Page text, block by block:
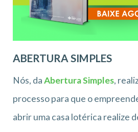
ABERTURA SIMPLES
Nós, daAbertura Simples,
processo para que o
abrir uma casa lotérica realize